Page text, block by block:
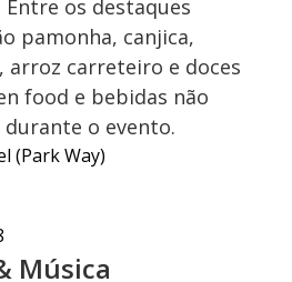
os destaques
pamonha, canjica,
arroz carreteiro e doces
food e bebidas não
o evento.
(Park Way)
Música